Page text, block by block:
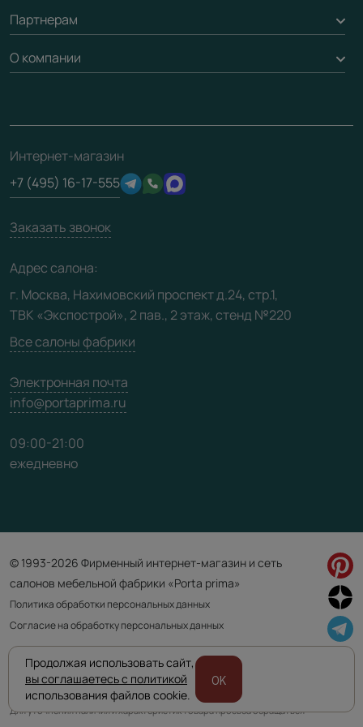
Рейки, баффели, стеллажи
Погонаж
Гарантия
Вопрос-ответ
Отзывы клиентов
Техническая информация
Юридическая информация
Вызов замерщика
Доставка
Партнерам
Дизайнерам / архитекторам
3D-модели
О компании
О фабрике
Сертификаты
Производство
Вакансии
Карта сайта
Интернет-магазин
+7 (495) 16-17-555
Заказать звонок
Адрес салона:
г. Москва, Нахимовский проспект д.24, стр.1,
ТВК «Экспострой», 2 пав., 2 этаж, стенд №220
Все салоны фабрики
Электронная почта
info@portaprima.ru
09:00-21:00
ежедневно
© 1993-2026 Фирменный интернет-магазин и сеть
салонов мебельной фабрики «Porta prima»
Политика обработки персональных данных
Согласие на обработку персональных данных
Приведенная на сайте информация не является публичной офертой
и носит информационно ознакомительный характер.
Для уточнения наличия и характеристик товара просьба обращаться
Продолжая использовать сайт,
вы соглашаетесь с политикой
использования файлов cookie.
OK